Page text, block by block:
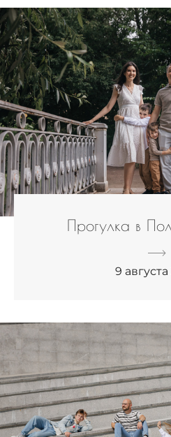
Прогулка в
9